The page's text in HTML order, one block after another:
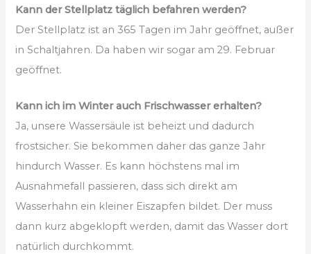
Kann der Stellplatz täglich befahren werden?
Der Stellplatz ist an 365 Tagen im Jahr geöffnet, außer
in Schaltjahren. Da haben wir sogar am 29. Februar
geöffnet.
Kann ich im Winter auch Frischwasser erhalten?
Ja, unsere Wassersäule ist beheizt und dadurch
frostsicher. Sie bekommen daher das ganze Jahr
hindurch Wasser. Es kann höchstens mal im
Ausnahmefall passieren, dass sich direkt am
Wasserhahn ein kleiner Eiszapfen bildet. Der muss
dann kurz abgeklopft werden, damit das Wasser dort
natürlich durchkommt.